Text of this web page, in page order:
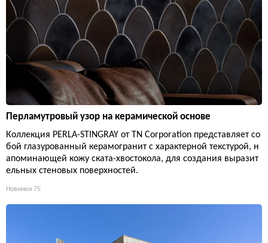
Перламутровый узор на керамической основе
Коллекция PERLA-STINGRAY от TN Corporation представляет со
бой глазурованный керамогранит с характерной текстурой, н
апоминающей кожу ската-хвостокола, для создания выразит
ельных стеновых поверхностей.
Новинки 75